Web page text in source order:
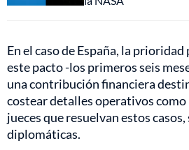
En el caso de España, la
este pacto -los primeros seis
una contribución financiera
costear detalles operativos
jueces que resuelvan estos
diplomáticas.